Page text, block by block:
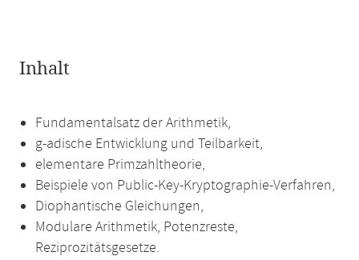
Inhalt
Fundamentalsatz der Arithmetik,
g-adische Entwicklung und Teilbarkeit,
elementare Primzahltheorie,
Beispiele von Public-Key-Kryptographie-Verfahren,
Diophantische Gleichungen,
Modulare Arithmetik, Potenzreste,
Reziprozitätsgesetze.